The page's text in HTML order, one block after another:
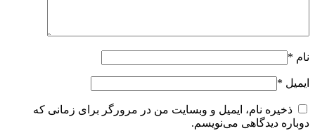
نام *
ایمیل *
ذخیره نام، ایمیل و وبسایت من در مرورگر برای زمانی که
دوباره دیدگاهی می‌نویسم.